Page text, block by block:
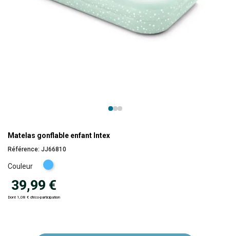
Matelas gonflable enfant Intex
Référence: JJ66810
Couleur
Bleu
39,99 €
Dont 1,08 € d'éco-participation